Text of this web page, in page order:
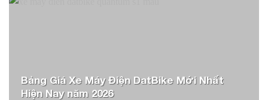
Bảng Giá Xe Máy Điện DatBike Mới Nhất
Hiện Nay năm 2026